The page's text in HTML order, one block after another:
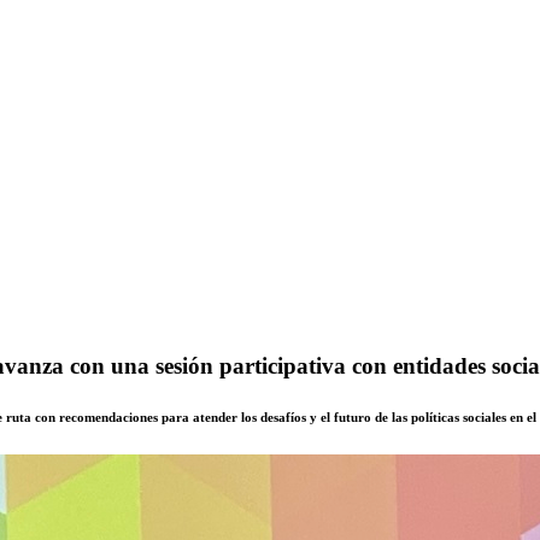
con una sesión participativa con entidades
con recomendaciones para atender los desafíos y el futuro de las políticas sociales en